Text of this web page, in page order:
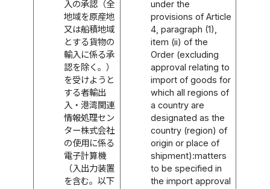
入の承認（全
地域を原産地
又は船積地域
とする貨物の
輸入に係る承
認を除く。）
を受けようと
する者輸出
入・港湾関連
情報処理セン
ター株式会社
の使用に係る
電子計算機
（入出力装置
を含む。以下
under the
provisions of Article
4, paragraph (1),
item (ii) of the
Order (excluding
approval relating to
import of goods for
which all regions of
a country are
designated as the
country (region) of
origin or place of
shipment):matters
to be specified in
the import approval